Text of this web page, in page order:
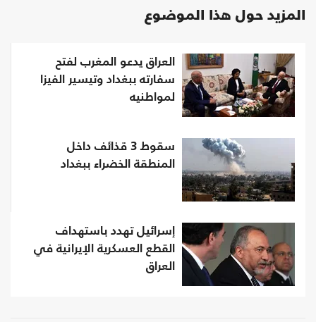
المزيد حول هذا الموضوع
العراق يدعو المغرب لفتح
سفارته ببغداد وتيسير الفيزا
لمواطنيه
سقوط 3 قذائف داخل
المنطقة الخضراء ببغداد
إسرائيل تهدد باستهداف
القطع العسكرية الإيرانية في
العراق